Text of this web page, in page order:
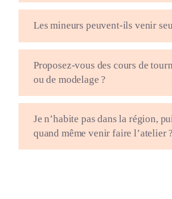
Les mineurs peuvent-ils venir
Proposez-vous des cours de
ou de modelage ?
Je n’habite pas dans la région,
quand même venir faire l’atelier ?